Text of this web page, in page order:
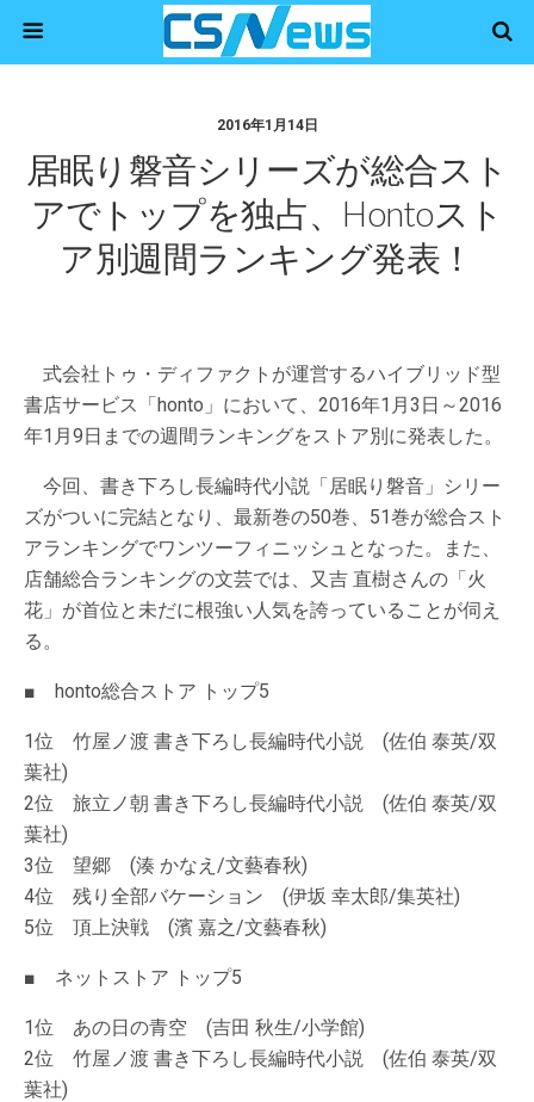
2016年1月14日
居眠り磐音シリーズが総合スト
アでトップを独占、hontoスト
ア別週間ランキング発表！
式会社トゥ・ディファクトが運営するハイブリッド型
書店サービス「honto」において、2016年1月3日～2016
年1月9日までの週間ランキングをストア別に発表した。
今回、書き下ろし長編時代小説「居眠り磐音」シリー
ズがついに完結となり、最新巻の50巻、51巻が総合スト
アランキングでワンツーフィニッシュとなった。また、
店舗総合ランキングの文芸では、又吉 直樹さんの「火
花」が首位と未だに根強い人気を誇っていることが伺え
る。
■ honto総合ストア トップ5
1位 竹屋ノ渡 書き下ろし長編時代小説 (佐伯 泰英/双
葉社)
2位 旅立ノ朝 書き下ろし長編時代小説 (佐伯 泰英/双
葉社)
3位 望郷 (湊 かなえ/文藝春秋)
4位 残り全部バケーション (伊坂 幸太郎/集英社)
5位 頂上決戦 (濱 嘉之/文藝春秋)
■ ネットストア トップ5
1位 あの日の青空 (吉田 秋生/小学館)
2位 竹屋ノ渡 書き下ろし長編時代小説 (佐伯 泰英/双
葉社)